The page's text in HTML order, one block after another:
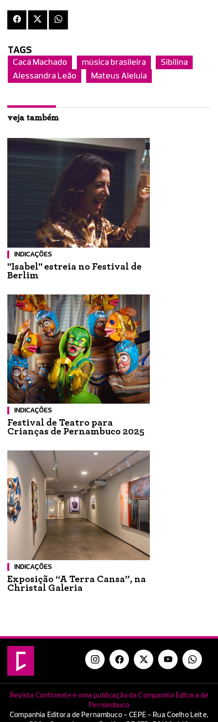
TAGS
Cacá Machado música brasileira
Sibilina
Alessandra Leão
Mateus Aleluia
veja também
INDICAÇÕES
"Isabel" estreia no Festival de
Berlim
INDICAÇÕES
Festival de Teatro para
Crianças de Pernambuco 2025
INDICAÇÕES
Exposição “A Terra Cansa”, na
Christal Galeria
Revista Continente é uma publicação da Companhia Editora de
Pernambuco
Companhia Editora de Pernambuco - CEPE - Rua Coelho Leite,